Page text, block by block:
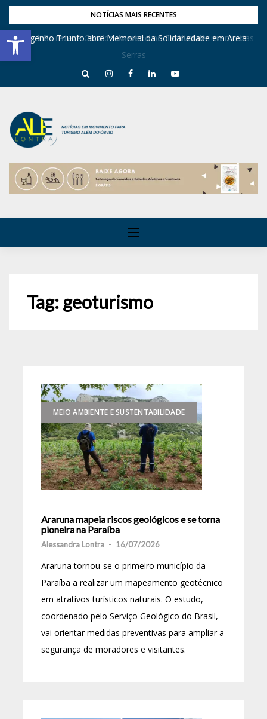
Barra de Ferramentas Aberta
NOTÍCIAS MAIS RECENTES
Dona Inês recebe Geraldo Azevedo no Festival de Inverno das
Serras
Engenho Triunfo abre Memorial da Solidariedade em Areia
Tag: geoturismo
MEIO AMBIENTE E SUSTENTABILIDADE
Araruna mapeia riscos geológicos e se torna
pioneira na Paraíba
Alessandra Lontra - 16/07/2026
Araruna tornou-se o primeiro município da
Paraíba a realizar um mapeamento geotécnico
em atrativos turísticos naturais. O estudo,
coordenado pelo Serviço Geológico do Brasil,
vai orientar medidas preventivas para ampliar a
segurança de moradores e visitantes.